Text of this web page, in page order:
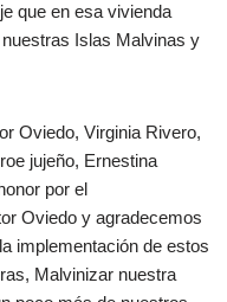
que en esa vivienda
Islas Malvinas y
Oviedo, Virginia Rivero,
jujeño, Ernestina
por el
Oviedo y agradecemos
implementación de estos
Malvinizar nuestra